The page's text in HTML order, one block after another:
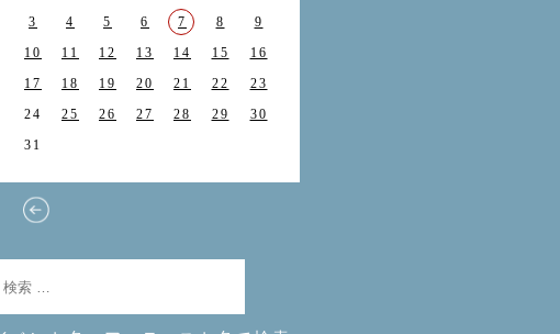
3
4 5 6 7 8
9
10
11 12 13 14 15
16
17
18 19 20 21 22
23
24
25 26 27 28 29
30
31